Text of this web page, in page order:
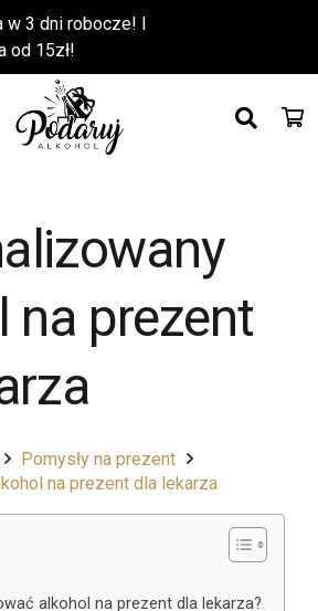
w 3 dni robocze! l
od 15zł!
na prezent
Pomysły na prezent
na prezent dla lekarza
alkohol na prezent dla lekarza?